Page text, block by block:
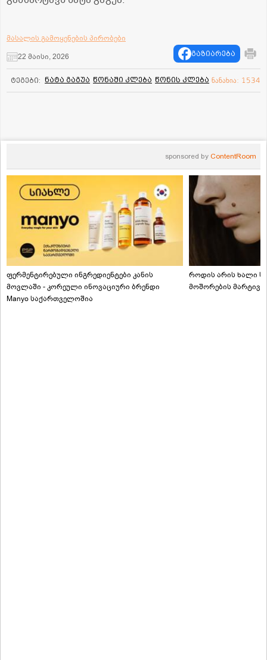
მასალის გამოყენების პირობები
22 მაისი, 2026
გაზიარება
ტეგები: ნატა გაგუა წონაში კლება წონის კლება ნანახია: 1534
sponsored by ContentRoom
ფერმენტირებული ინგრედიენტები კანის
მოვლაში - კორეული ინოვაციური ბრენდი
Manyo საქართველოშია
როდის არის ხალი
მოშორების